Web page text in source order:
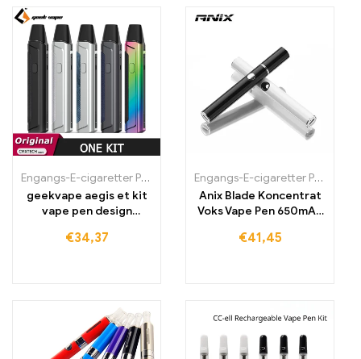
Engangs-E-cigaretter Polen Engangs-E-cigaretter Portugal
geekvape aegis et kit
vape pen design
€34,37
Engangs-E-cigaretter Polen
Anix Blade Koncentrat
Voks Vape Pen 650mAh
€41,45